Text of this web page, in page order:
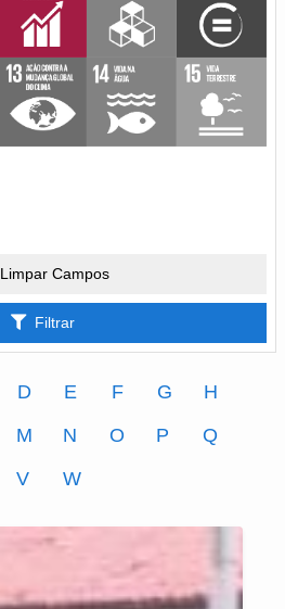
Limpar Campos
Filtrar
D E F G
H
M N O P
Q
V W